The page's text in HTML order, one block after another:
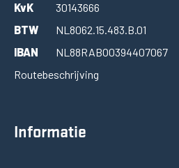
KvK
30143666
BTW
NL8062.15.483.B.01
IBAN
NL88RABO0394407067
Routebeschrijving
Informatie